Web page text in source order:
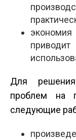
экономия
Для
проблем на
следующие